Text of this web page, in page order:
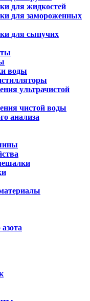
для жидкостей
для замороженных
для сыпучих
воды
ультрачистой
чистой воды
анализа